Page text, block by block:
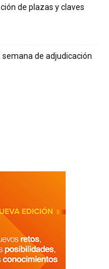
de plazas y claves
semana de adjudicación